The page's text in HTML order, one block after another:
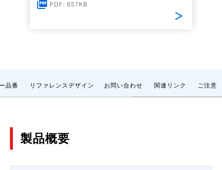
PDF: 657KB
品番 リファレンスデザイン お問い合わせ 関連リンク ご注意
製品概要